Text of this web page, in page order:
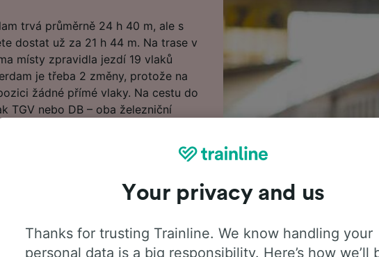
trvá průměrně 24 h 40 m, ale s
dostat už za 21 h 44 m. Na trase v
místy zpravidla jezdí 19 vlaků
je třeba 2 změny, protože na
žádné přímé vlaky. Na cestu do
TGV nebo DB – oba železniční
služby, které vás dopraví do
nabídky, v našem Plánovači cest
z Bari do Amsterdam.
jízdenky, tím víc ušetříte,
do Amsterdam začínají na
Your privacy and us
Thanks for trusting Trainline. We know handling your
personal data is a big responsibility. Here’s how we’ll